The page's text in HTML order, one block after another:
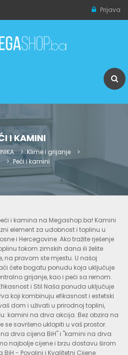
Prijava
I KAMINI
Klime i grijanje
Peći i kamini
i kamina na Megashop.ba! Kamini
element za udobnost i toplinu u
i Hercegovine. Ako tražite rješenje
tokom zimskih dana ili želite
na pravom ste mjestu. U našoj
ćete bogatu ponudu koja uključuje
grijanje, kao i peći sa rernom.
i Stil Naša ponuda uključuje
koji kombinuju efikasnost i estetski
dom i uživati u prirodnoj toplini,
kamini na drva akcija. Bez obzira na
se savršeno uklopiti u vaš prostor.
drva cijena BiH" i "kamini na drva
najbolje cijene i brzu dostavu širom
- Povoljni i Kvalitetni Cijene